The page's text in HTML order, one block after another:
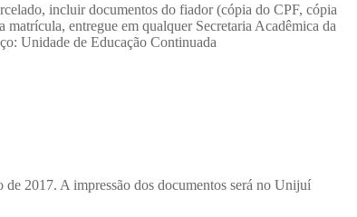
incluir documentos do fiador (cópia do CPF, cópia
entregue em qualquer Secretaria Acadêmica da
Unidade de Educação Continuada
2017. A impressão dos documentos será no Unijuí